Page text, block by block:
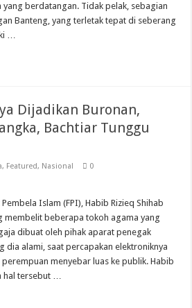
berdatangan. Tidak pelak, sebagian
Banteng, yang terletak tepat di seberang
…
Dijadikan Buronan,
Bachtiar Tunggu
, Featured, Nasional 0
Islam (FPI), Habib Rizieq Shihab
membelit beberapa tokoh agama yang
dibuat oleh pihak aparat penegak
dia alami, saat percapakan elektroniknya
menyebar luas ke publik. Habib
hal tersebut …